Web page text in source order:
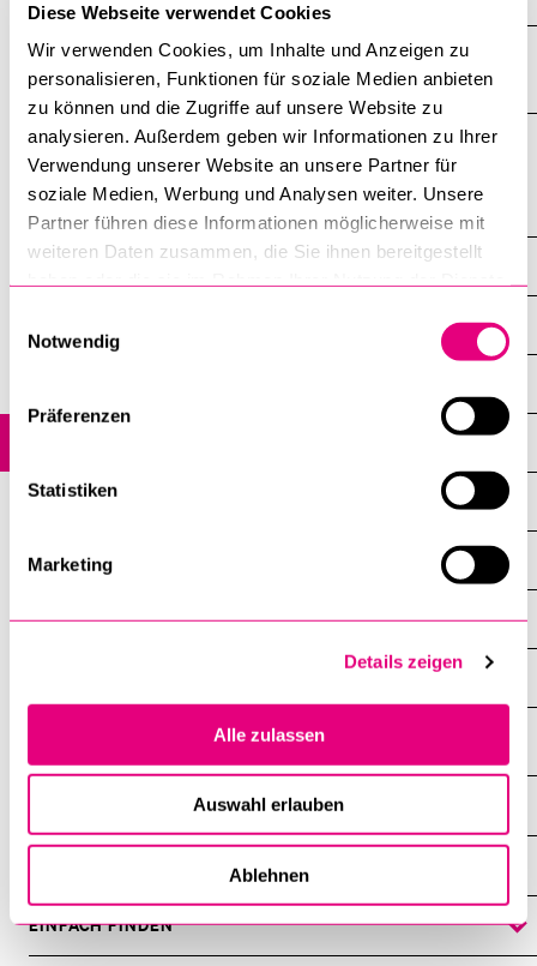
Diese Webseite verwendet Cookies
Wir verwenden Cookies, um Inhalte und Anzeigen zu
personalisieren, Funktionen für soziale Medien anbieten
zu können und die Zugriffe auf unsere Website zu
analysieren. Außerdem geben wir Informationen zu Ihrer
Verwendung unserer Website an unsere Partner für
soziale Medien, Werbung und Analysen weiter. Unsere
Partner führen diese Informationen möglicherweise mit
weiteren Daten zusammen, die Sie ihnen bereitgestellt
Notwendig
Präferenzen
Statistiken
Marketing
Details zeigen
Alle zulassen
Auswahl erlauben
Ablehnen
Theologische Fakultät
Auszeichnungen und Abschlüsse
Luzerner Religionspreis
Theologische Berichte
Sektionen
des
öffnen
Ansprechpersonen
DAS
%1$S
ZENTRALE EINRICHTUNGEN
%1$S
UNTERMENÜ
EINFACH FINDEN
ZEIGE
DAS